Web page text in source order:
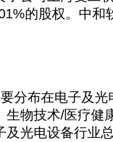
的股权。中和
布在电子及光
生物技术/医疗健
及光电设备行业